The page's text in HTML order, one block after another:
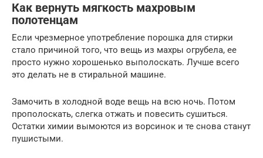
Как вернуть мягкость махровым
полотенцам
Если чрезмерное употребление порошка для стирки
стало причиной того, что вещь из махры огрубела, ее
просто нужно хорошенько выполоскать. Лучше всего
это делать не в стиральной машине.
Замочить в холодной воде вещь на всю ночь. Потом
прополоскать, слегка отжать и повесить сушиться.
Остатки химии вымоются из ворсинок и те снова станут
пушистыми.